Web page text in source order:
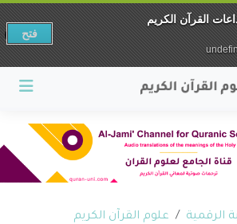
الرقمية
علوم القرآن الكريم
القرآن الكريم
فتح